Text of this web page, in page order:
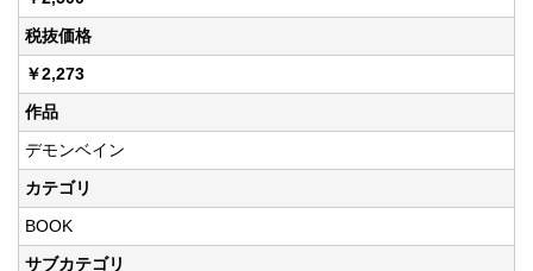
税抜価格
￥2,273
作品
デモンベイン
カテゴリ
BOOK
サブカテゴリ